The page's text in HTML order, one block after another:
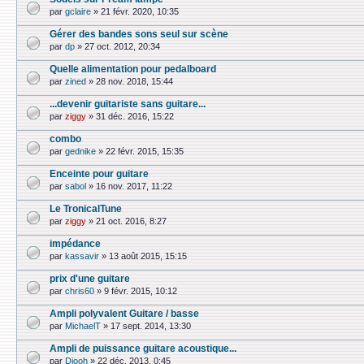
par gclaire » 21 févr. 2020, 10:35
Gérer des bandes sons seul sur scène
par dp » 27 oct. 2012, 20:34
Quelle alimentation pour pedalboard
par zined » 28 nov. 2018, 15:44
...devenir guitariste sans guitare...
par ziggy » 31 déc. 2016, 15:22
combo
par gednike » 22 févr. 2015, 15:35
Enceinte pour guitare
par sabol » 16 nov. 2017, 11:22
Le TronicalTune
par ziggy » 21 oct. 2016, 8:27
impédance
par kassavir » 13 août 2015, 15:15
prix d'une guitare
par chris60 » 9 févr. 2015, 10:12
Ampli polyvalent Guitare / basse
par MichaelT » 17 sept. 2014, 13:30
Ampli de puissance guitare acoustique...
par Djooh » 22 déc. 2013, 0:45